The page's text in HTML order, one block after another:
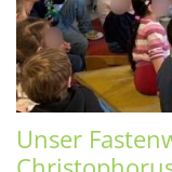
Unser